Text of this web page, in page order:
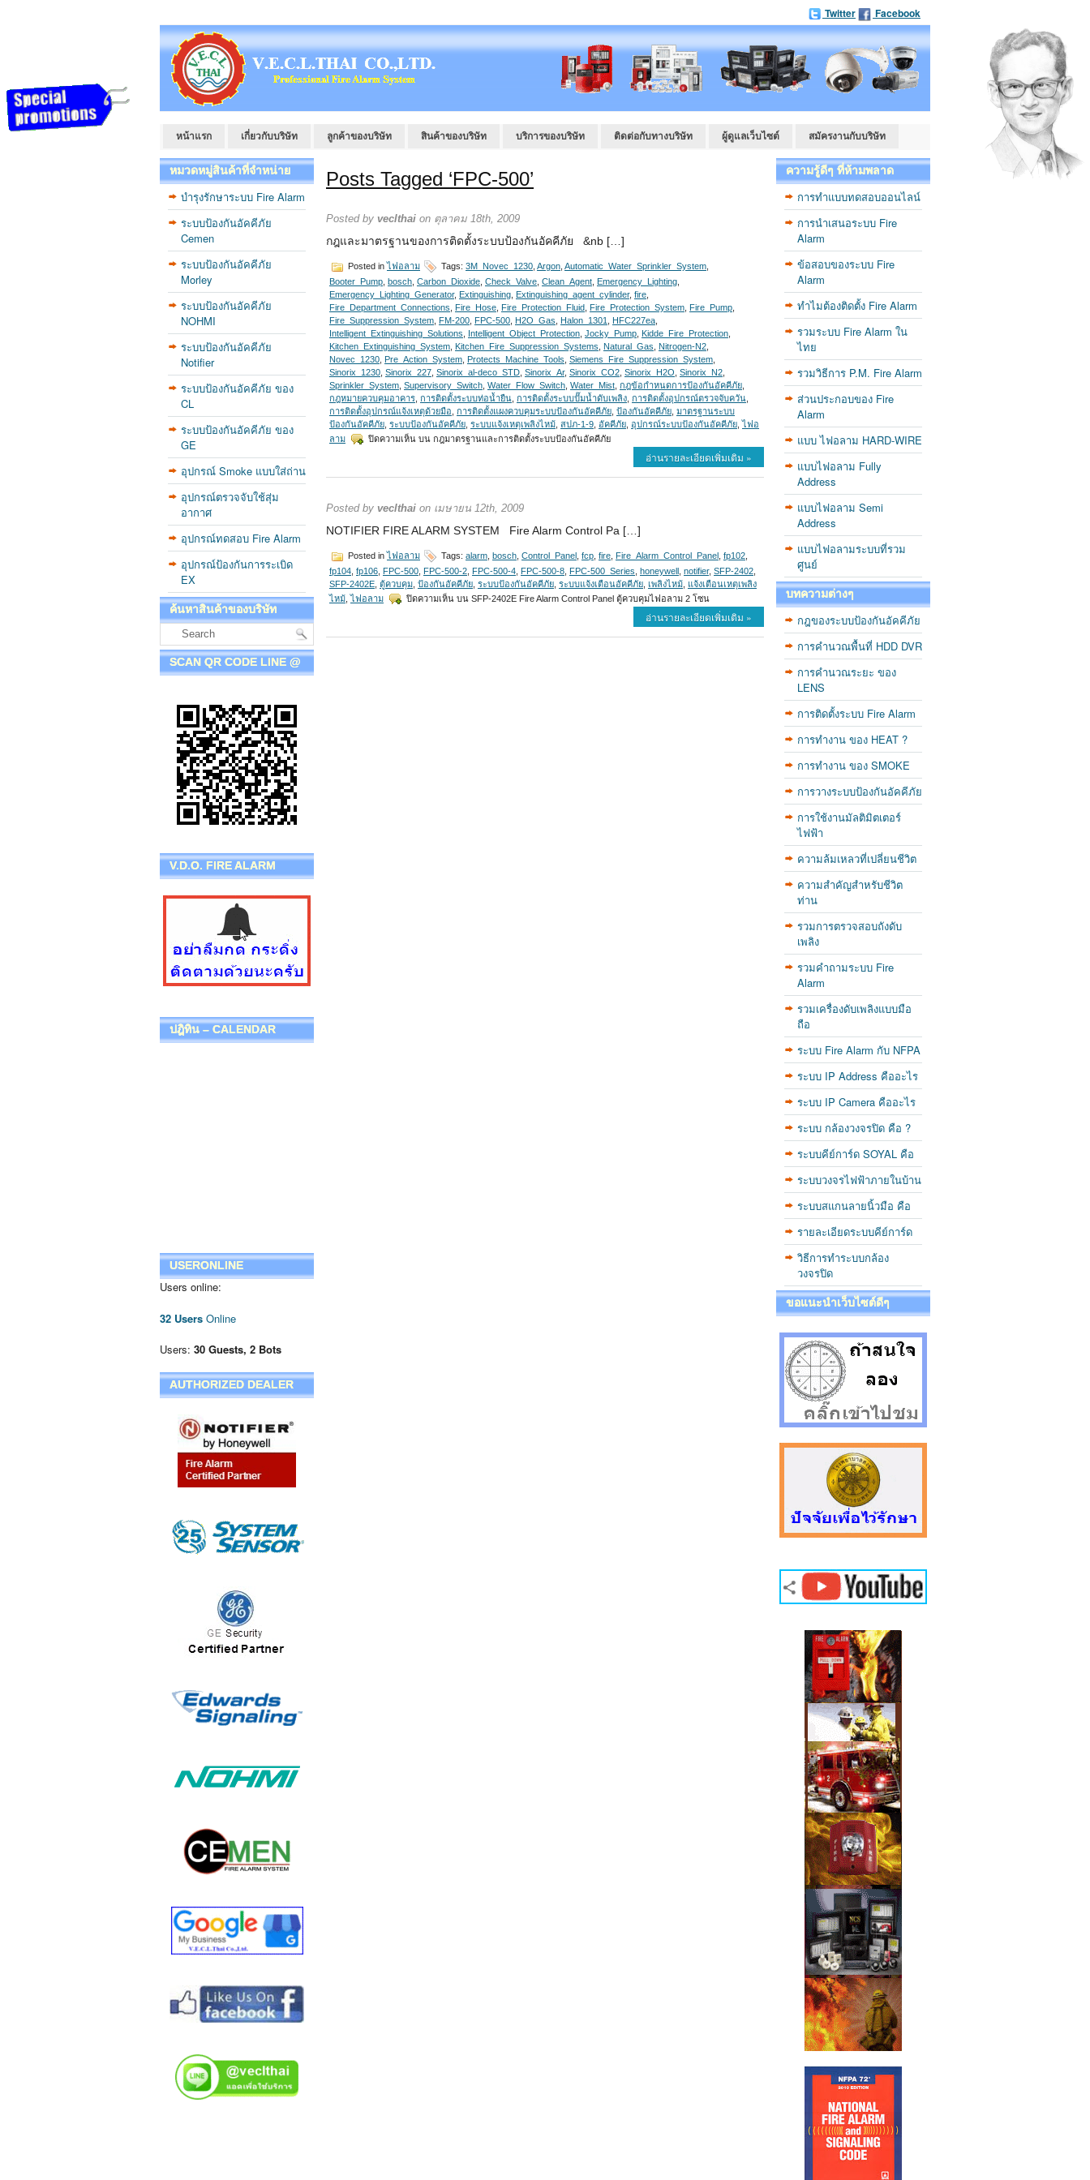
Twitter Facebook
หน้าแรก เกี่ยวกับบริษัท ลูกค้าของบริษัท สินค้าของบริษัท บริการของบริษัท ติดต่อกับทางบริษัท ผู้ดูแลเว็บไซต์ สมัครงานกับบริษัท
หมวดหมู่สินค้าที่จำหน่าย
บำรุงรักษาระบบ Fire Alarm
ระบบป้องกันอัคคีภัย
Cemen
ระบบป้องกันอัคคีภัย
Morley
ระบบป้องกันอัคคีภัย
NOHMI
ระบบป้องกันอัคคีภัย
Notifier
ระบบป้องกันอัคคีภัย ของ
CL
ระบบป้องกันอัคคีภัย ของ
GE
อุปกรณ์ Smoke แบบใส่ถ่าน
อุปกรณ์ตรวจจับใช้สุ่ม
อากาศ
อุปกรณ์ทดสอบ Fire Alarm
อุปกรณ์ป้องกันการระเบิด
EX
ค้นหาสินค้าของบริษัท
SCAN QR CODE LINE @
V.D.O. FIRE ALARM
ปฎิทิน – CALENDAR
USERONLINE
Users online:
32 Users Online
Users: 30 Guests, 2 Bots
AUTHORIZED DEALER
Posts Tagged ‘FPC-500’
Posted by veclthai on ตุลาคม 18th, 2009
กฎและมาตรฐานของการติดตั้งระบบป้องกันอัคคีภัย &nb […]
Posted inไฟอลาม Tags: 3M_Novec_1230 Argon Automatic_Water_Sprinkler_System
Booter_Pump bosch Carbon_Dioxide Check_Valve Clean_Agent Emergency_Lighting
Emergency_Lighting_Generator, Extinguishing Extinguishing_agent_cylinder, fire
Fire_Department_Connections
Fire_Hose Fire_Protection_Fluid Fire_Protection_System Fire_Pump
Fire_Suppression_System FM-200 FPC-500 H2O_Gas Halon_1301 HFC227ea
Intelligent_Extinguishing_Solutions
Intelligent_Object_Protection Jocky_Pump Kidde_Fire_Protection
Kitchen_Extinguishing_System Kitchen_Fire_Suppression_Systems Natural_Gas Nitrogen-N2
Novec_1230 Pre_Action_System Protects_Machine_Tools Siemens_Fire_Suppression_System
Sinorix_1230 Sinorix_227 Sinorix_al-deco_STD Sinorix_Ar, Sinorix_CO2 Sinorix_H2O Sinorix_N2
Sprinkler_System Supervisory_Switch Water_Flow_Switch Water_Mist กฎข้อกำหนดการป้องกันอัคคีภัย
กฎหมายควบคุมอาคาร การติดตั้งระบบท่อน้ำยืน การติดตั้งระบบปั๊มน้ำดับเพลิง การติดตั้งอุปกรณ์ตรวจจับควัน
การติดตั้งอุปกรณ์แจ้งเหตุด้วยมือ การติดตั้งแผงควบคุมระบบป้องกันอัคคีภัย ป้องกันอัคคีภัย มาตรฐานระบบ
ป้องกันอัคคีภัย ระบบป้องกันอัคคีภัย ระบบแจ้งเหตุเพลิงไหม้ สปภ-1-9 อัคคีภัย อุปกรณ์ระบบป้องกันอัคคีภัย ,ไฟอ
ลาม
ปิดความเห็น บน กฎมาตรฐานและการติดตั้งระบบป้องกันอัคคีภัย
อ่านรายละเอียดเพิ่มเติม »
Posted by veclthai on เมษายน 12th, 2009
NOTIFIER FIRE ALARM SYSTEM Fire Alarm Control Pa […]
Posted inไฟอลาม Tags: alarm bosch Control_Panel fcp fire Fire_Alarm_Control_Panel fp102
fp104 fp106 FPC-500 FPC-500-2 FPC-500-4 FPC-500-8 FPC-500_Series honeywell notifier, SFP-2402
SFP-2402E ตู้ควบคุม ป้องกันอัคคีภัย ระบบป้องกันอัคคีภัย ระบบแจ้งเตือนอัคคีภัย เพลิงไหม้ แจ้งเตือนเหตุเพลิง
ไหม้ ,ไฟอลาม ปิดความเห็น บน SFP-2402E Fire Alarm Control Panel ตู้ควบคุมไฟอลาม 2 โซน
อ่านรายละเอียดเพิ่มเติม »
ความรู้ดีๆ ที่ห้ามพลาด
การทำแบบทดสอบออนไลน์
การนำเสนอระบบ Fire
Alarm
ข้อสอบของระบบ Fire
Alarm
ทำไมต้องติดตั้ง Fire Alarm
รวมระบบ Fire Alarm ใน
ไทย
รวมวิธีการ P.M. Fire Alarm
ส่วนประกอบของ Fire
Alarm
แบบ ไฟอลาม HARD-WIRE
แบบไฟอลาม Fully
Address
แบบไฟอลาม Semi
Address
แบบไฟอลามระบบที่รวม
ศูนย์
บทความต่างๆ
กฎของระบบป้องกันอัคคีภัย
การคำนวณพื้นที่ HDD DVR
การคำนวณระยะ ของ
LENS
การติดตั้งระบบ Fire Alarm
การทำงาน ของ HEAT ?
การทำงาน ของ SMOKE
การวางระบบป้องกันอัคคีภัย
การใช้งานมัลติมิตเตอร์
ไฟฟ้า
ความล้มเหลวที่เปลี่ยนชีวิต
ความสำคัญสำหรับชีวิต
ท่าน
รวมการตรวจสอบถังดับ
เพลิง
รวมคำถามระบบ Fire
Alarm
รวมเครื่องดับเพลิงแบบมือ
ถือ
ระบบ Fire Alarm กับ NFPA
ระบบ IP Address คืออะไร
ระบบ IP Camera คืออะไร
ระบบ กล้องวงจรปิด คือ ?
ระบบคีย์การ์ด SOYAL คือ
ระบบวงจรไฟฟ้าภายในบ้าน
ระบบสแกนลายนิ้วมือ คือ
รายละเอียดระบบคีย์การ์ด
วิธีการทำระบบกล้อง
วงจรปิด
ขอแนะนำเว็บไซต์ดีๆ